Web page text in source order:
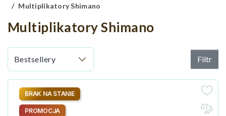
Multiplikatory Shimano
Multiplikatory Shimano
Filtr
BRAK NA STANIE
PROMOCJA